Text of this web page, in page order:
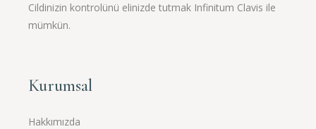
Cildinizin kontrolünü elinizde tutmak Infinitum Clavis ile
mümkün.
Kurumsal
Hakkımızda